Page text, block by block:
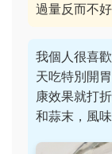
過量反而不
我個人很喜
天吃特別開
康效果就打
和蒜末，風味